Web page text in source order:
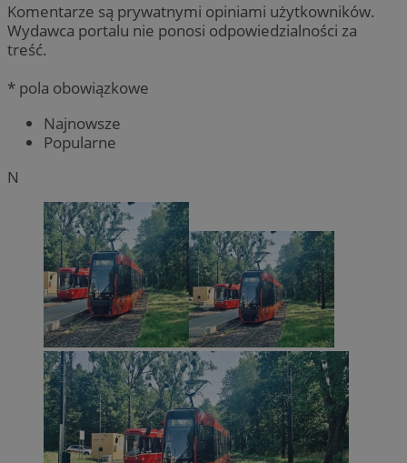
Komentarze są prywatnymi opiniami użytkowników.
Wydawca portalu nie ponosi odpowiedzialności za
treść.
* pola obowiązkowe
Najnowsze
Popularne
N